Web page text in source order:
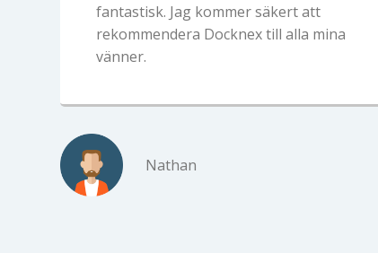
fantastisk. Jag kommer säkert att
rekommendera Docknex till alla mina
vänner.
Nathan